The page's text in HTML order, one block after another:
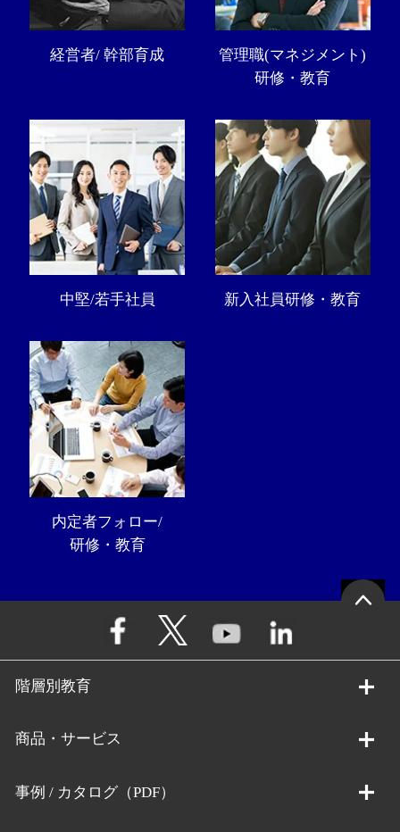
経営者/ 幹部育成
管理職(マネジメント)
研修・教育
中堅/若手社員 新入社員研修・教育
内定者フォロー/
研修・教育
階層別教育
商品・サービス
事例 / カタログ（PDF）